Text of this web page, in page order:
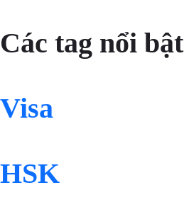
Các tag nổi bật
Visa
HSK